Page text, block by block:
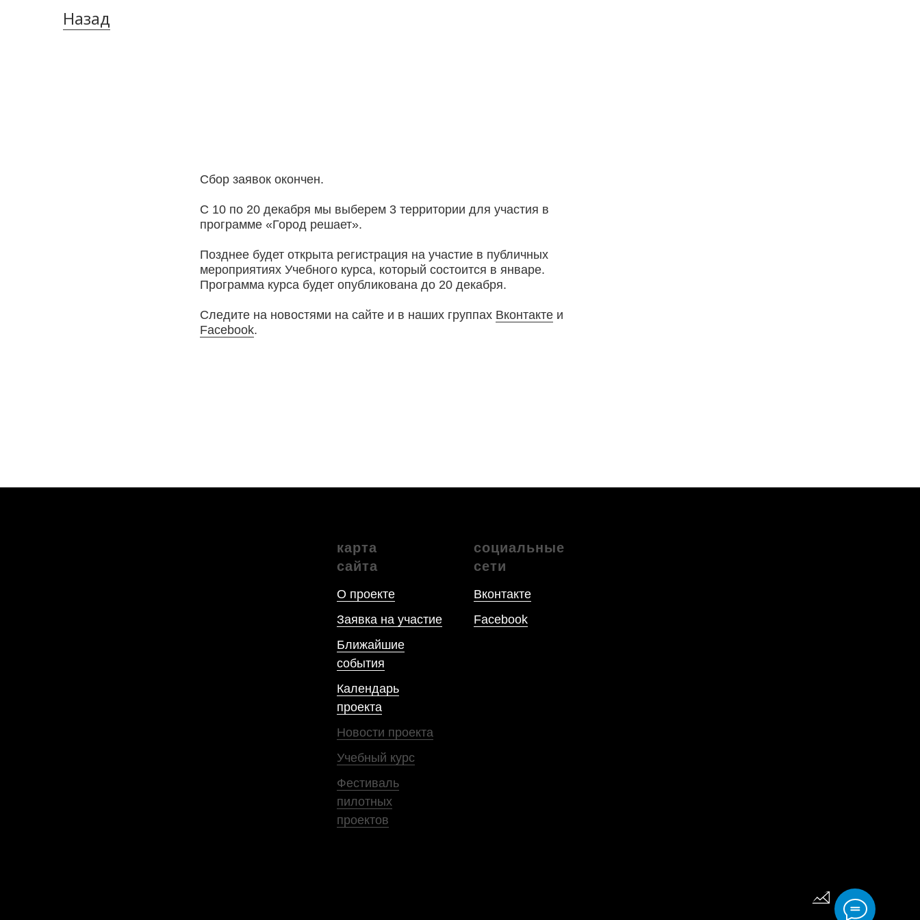
Назад
Сбор заявок окончен.
С 10 по 20 декабря мы выберем 3 территории для участия в
программе «Город решает».
Позднее будет открыта регистрация на участие в публичных
мероприятиях Учебного курса, который состоится в январе.
Программа курса будет опубликована до 20 декабря.
Следите на новостями на сайте и в наших группах Вконтакте и
Facebook.
карта
сайта
О проекте
Заявка на участие
Ближайшие
события
Календарь
проекта
Новости проекта
Учебный курс
Фестиваль
пилотных
проектов
социальные
сети
Вконтакте
Facebook